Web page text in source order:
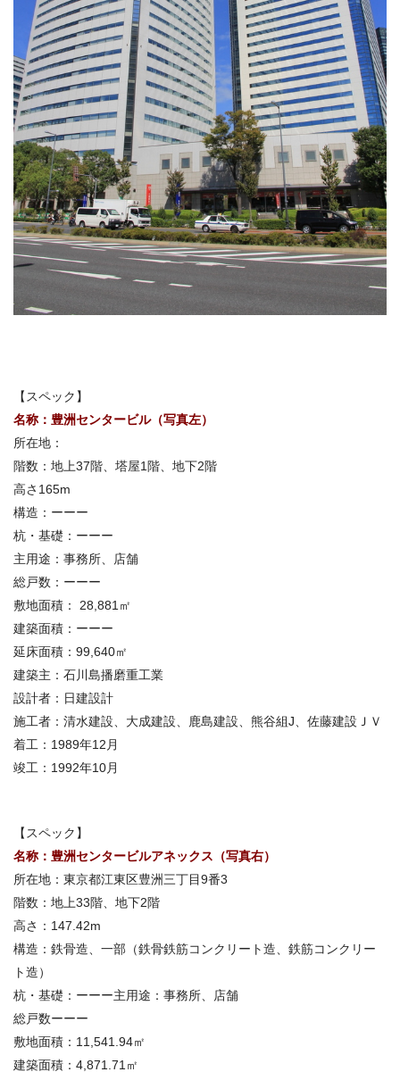
【スペック】
名称： 豊洲センタービル（写真左）
所在地：
階数： 地上37階、塔屋1階、地下2階
高さ 165m
構造：ーーー
杭・基礎：ーーー
主用途：事務所、店舗
総戸数： ーーー
敷地面積：
28,881㎡
建築面積： ーーー
延床面積： 99,640㎡
建築主： 石川島播磨重工業
設計者： 日建設計
施工者： 清水建設、大成建設、鹿島建設、熊谷組J、佐藤建設ＪＶ
着工： 1989年12月
竣工： 1992年10月
【スペック】
名称： 豊洲センタービルアネックス（写真右）
所在地： 東京都江東区豊洲三丁目9番3
階数： 地上33階、地下2階
高さ： 147.42m
構造： 鉄骨造、一部（鉄骨鉄筋コンクリート造、鉄筋コンクリー
ト造）
杭・基礎：ーーー主用途：事務所、店舗
総戸数ーーー
敷地面積： 11,541.94㎡
建築面積： 4,871.71㎡